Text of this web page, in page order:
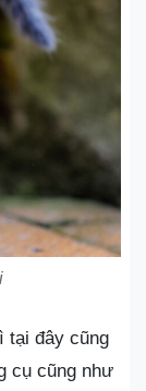
tại đây cũng
cụ cũng như